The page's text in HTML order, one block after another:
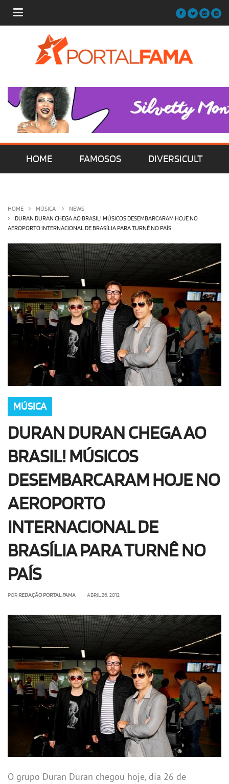
HOME FAMOSOS DIVERSICULT
OLHA ISSO! EU QUERO!
HOME MÚSICA
NEWS
DURAN DURAN CHEGA AO BRASIL! MÚSICOS DESEMBARCARAM HOJE NO
AEROPORTO INTERNACIONAL DE BRASÍLIA PARA TURNÊ NO PAÍS
MÚSICA
DURAN DURAN CHEGA AO
BRASIL! MÚSICOS
DESEMBARCARAM HOJE NO
AEROPORTO
INTERNACIONAL DE
BRASÍLIA PARA TURNÊ NO
PAÍS
POR REDAÇÃO PORTAL FAMA • ABRIL 26, 2012
O grupo Duran Duran chegou hoje, dia 26 de